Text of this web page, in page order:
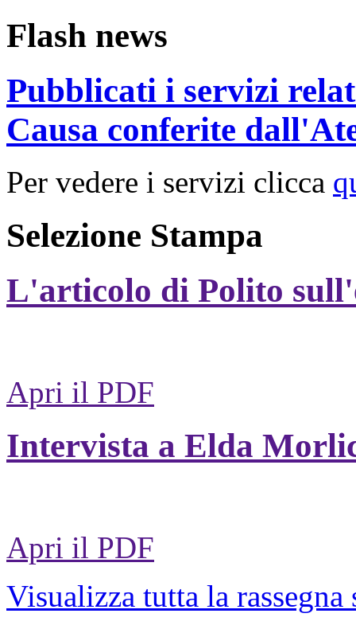
Flash news
Pubblicati i servizi
Causa conferite
Per vedere i servizi clicca
Selezione Stampa
L'articolo di Polito
Apri il PDF
Intervista a Elda
Apri il PDF
Visualizza tutta la rassegna